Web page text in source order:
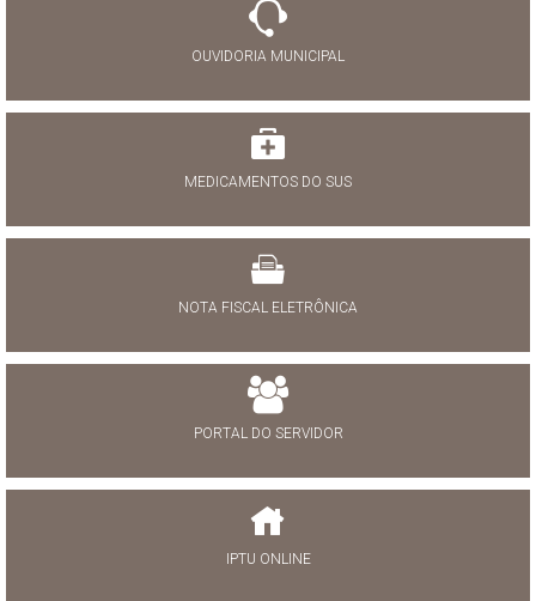
OUVIDORIA MUNICIPAL
MEDICAMENTOS DO SUS
NOTA FISCAL ELETRÔNICA
PORTAL DO SERVIDOR
IPTU ONLINE